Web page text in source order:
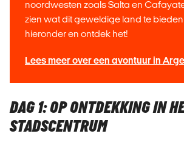
noordwesten zoals Salta en
zien wat dit geweldige land te bieden
hieronder en ontdek het!
Lees meer over een avontuur in
DAG 1: OP ONTDEKKING IN
STADSCENTRUM